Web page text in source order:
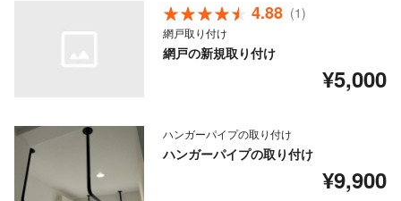
4.88 (1)
網戸取り付け
網戸の新規取り付け
¥5,000
ハンガーパイプの取り付け
ハンガーパイプの取り付け
¥9,900